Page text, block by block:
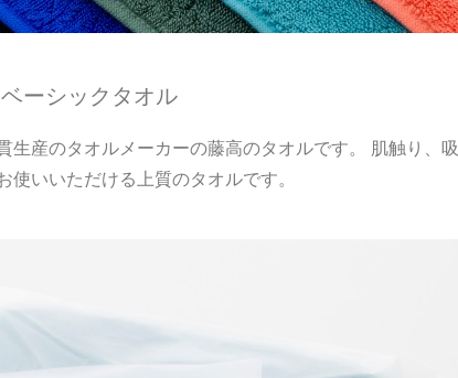
ーシックタオル
生産のタオルメーカーの藤高のタオルです。 肌触り、吸
いいただける上質のタオルです。